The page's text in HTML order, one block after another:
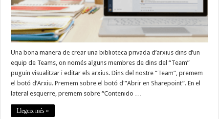
Una bona manera de crear una biblioteca privada d’arxius dins d’un
equip de Teams, on només alguns membres de dins del “Team”
puguin visualitzar i editar els arxius. Dins del nostre “Team”, premem
el botó d’Arxiu. Premem sobre el botó d'”Abrir en Sharepoint”. En el
lateral esquerre, premem sobre “Contenido …
Llegeix més »